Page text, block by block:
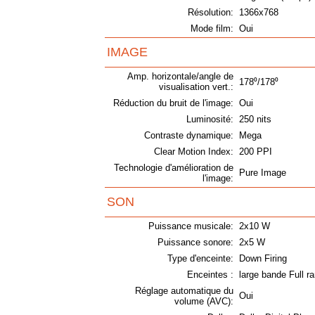
Résolution:
1366x768
Mode film: Oui
IMAGE
Amp. horizontale/angle de
visualisation vert.:
178⁰/178⁰
Réduction du bruit de l'image: Oui
Luminosité: 250 nits
Contraste dynamique:
Mega
Clear Motion Index: 200 PPI
Technologie d'amélioration de
l'image:
Pure Image
SON
Puissance musicale: 2x10 W
Puissance sonore: 2x5 W
Type d'enceinte:
Down Firing
Enceintes :
large bande Full
Réglage automatique du
volume (AVC):
Oui